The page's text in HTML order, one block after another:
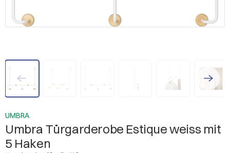
UMBRA
Umbra Türgarderobe Estique weiss mit
5 Haken